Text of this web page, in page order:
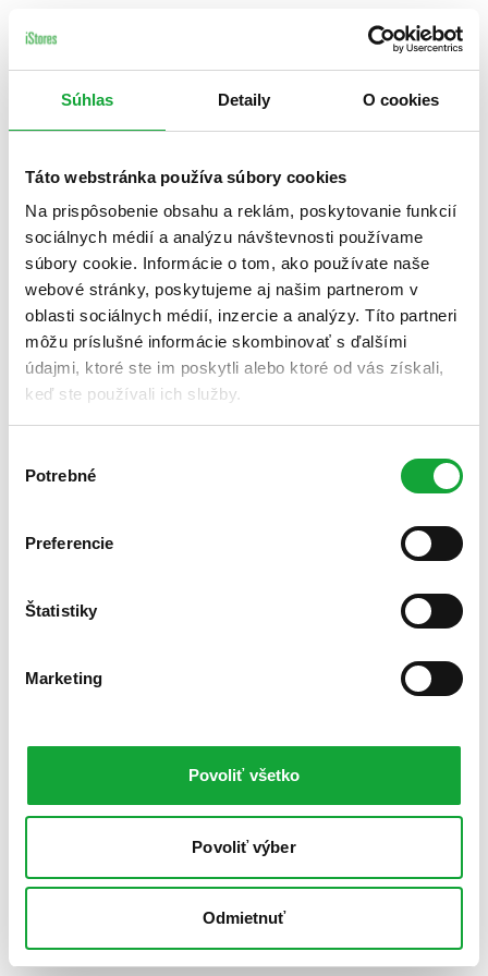
Súhlas Detaily O cookies
Táto webstránka používa súbory cookies
Na prispôsobenie obsahu a reklám, poskytovanie funkcií
sociálnych médií a analýzu návštevnosti používame
súbory cookie. Informácie o tom, ako používate naše
webové stránky, poskytujeme aj našim partnerom v
oblasti sociálnych médií, inzercie a analýzy. Títo partneri
môžu príslušné informácie skombinovať s ďalšími
údajmi, ktoré ste im poskytli alebo ktoré od vás získali,
keď ste používali ich služby.
súhlasu
Potrebné
Preferencie
Štatistiky
Marketing
Povoliť všetko
Povoliť výber
Odmietnuť